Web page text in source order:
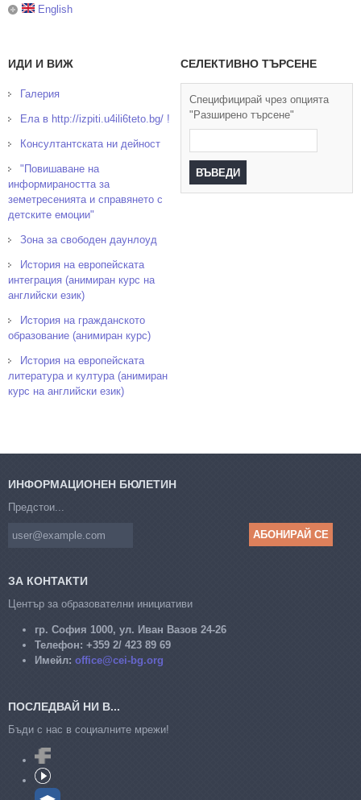
English
ИДИ И ВИЖ
Галерия
Ела в http://izpiti.u4ili6teto.bg/ !
Консултантската ни дейност
"Повишаване на
информираността за
земетресенията и справянето с
детските емоции"
Зона за свободен даунлоуд
История на европейската
интеграция (анимиран курс на
английски език)
История на гражданското
образование (анимиран курс)
История на европейската
литература и култура (анимиран
курс на английски език)
СЕЛЕКТИВНО ТЪРСЕНЕ
Специфицирай чрез опцията
"Разширено търсене"
ИНФОРМАЦИОНЕН БЮЛЕТИН
Предстои...
ЗА КОНТАКТИ
Център за образователни инициативи
гр. София 1000, ул. Иван Вазов 24-26
Телефон: +359 2/ 423 89 69
Имейл: office@cei-bg.org
ПОСЛЕДВАЙ НИ В...
Бъди с нас в социалните мрежи!